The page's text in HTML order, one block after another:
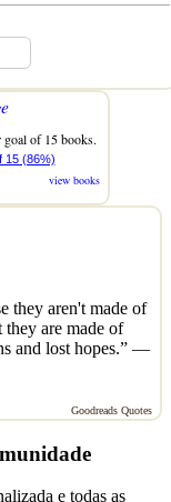
of 15 books.
15 (86%)
view books
they aren't made of
they are made of
and lost hopes.” —
Goodreads Quotes
e todas as